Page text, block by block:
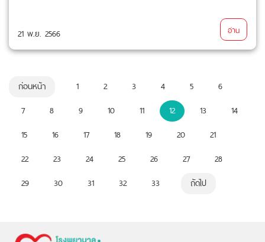
21 พ.ย. 2566 อ่าน
ก่อนหน้า 1 2 3 4 5
6
7
8 9 10 11 12 13
14
15
16 17 18 19 20
21
22
23 24 25 26 27
28
29
30 31 32 33 ถัดไป